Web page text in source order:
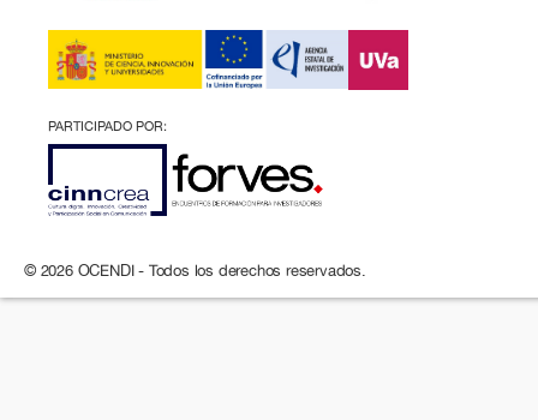
PARTICIPADO POR:
© 2026 OCENDI - Todos los derechos reservados.